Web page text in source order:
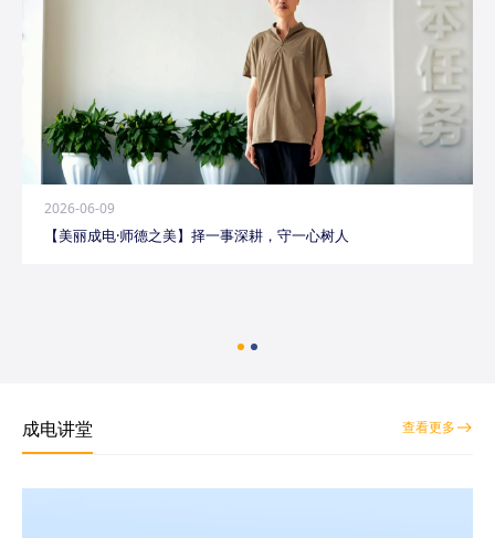
2026-06-09
【美丽成电·师德之美】择一事深耕，守一心树人
成电讲堂 查看更多